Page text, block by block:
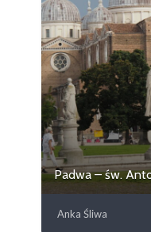
Padwa – św.
Anka Śliwa